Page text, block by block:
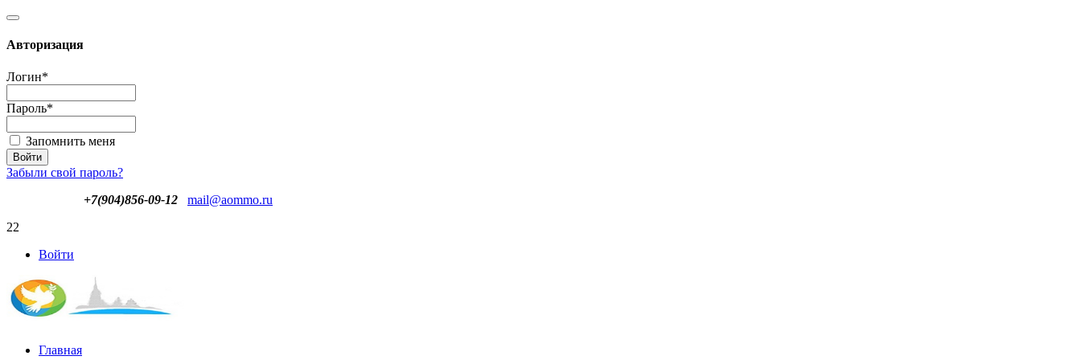
Авторизация
Логин*
Пароль*
Запомнить меня
Забыли свой пароль?
+7(904)856-09-12
mail@aommo.ru
22
Войти
Главная